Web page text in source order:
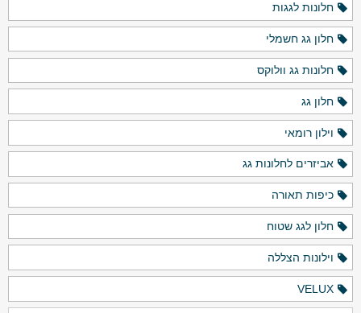
חלונות לגגות
חלון גג חשמלי
חלונות גג וולוקס
חלון גג
וילון רומאי
אביזרים לחלונות גג
כיפות תאורה
חלון לגג שטוח
וילונות הצללה
VELUX